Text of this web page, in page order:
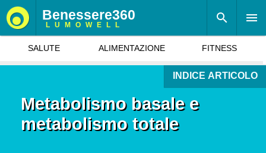
Metabolismo basale e
metabolismo totale
INDICE ARTICOLO
Benessere360
LUMOWELL
SALUTE ALIMENTAZIONE FITNESS